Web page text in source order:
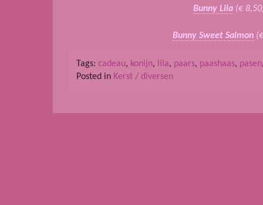
Bunny Lila (€
Bunny Sweet Salmon
Tags: cadeau, konijn, lila, paars, paashaas, pasen
Posted in Kerst / diversen